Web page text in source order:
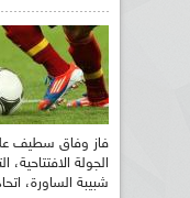
الجولة
شبيبة الساورة،